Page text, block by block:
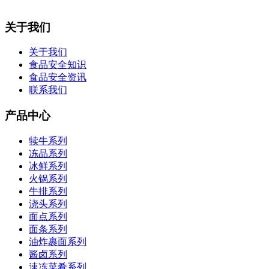
关于我们
关于我们
食品安全知识
食品安全资讯
联系我们
产品中心
犊牛系列
冻品系列
冰鲜系列
火锅系列
牛排系列
浇头系列
面点系列
面条系列
油炸裹面系列
酱卤系列
速冻菜肴系列